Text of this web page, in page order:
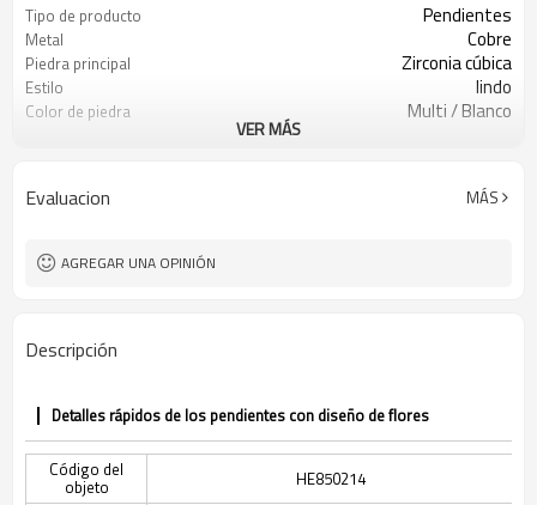
Tipo de producto Pendientes
Metal Cobre
Piedra principal Zirconia cúbica
Estilo lindo
Color de piedra Multi / Blanco
VER MÁS
Evaluacion MÁS
AGREGAR UNA OPINIÓN
Descripción
Detalles rápidos de los pendientes con diseño de flores
Código del
objeto
HE850214